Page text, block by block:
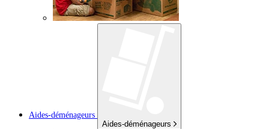
Aides-déménageurs
Aides-déménageurs